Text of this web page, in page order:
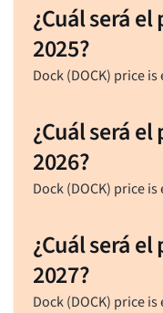
¿Cuál será
2025?
Dock (DOCK) price
¿Cuál será
2026?
Dock (DOCK) price
¿Cuál será
2027?
Dock (DOCK) price